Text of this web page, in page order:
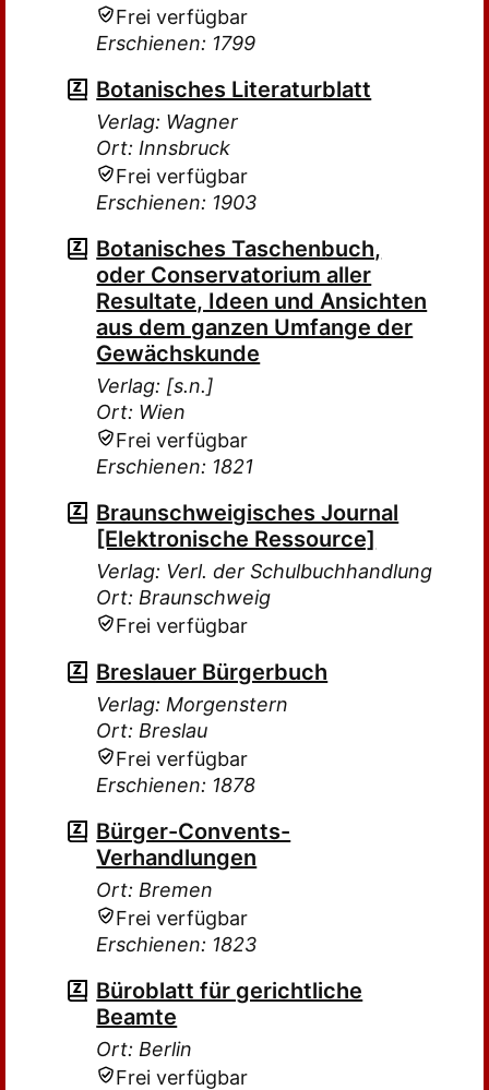
Frei verfügbar
Erschienen: 1799
Botanisches Literaturblatt
Verlag: Wagner
Ort: Innsbruck
Frei verfügbar
Erschienen: 1903
Botanisches Taschenbuch,
oder Conservatorium aller
Resultate, Ideen und Ansichten
aus dem ganzen Umfange der
Gewächskunde
Verlag: [s.n.]
Ort: Wien
Frei verfügbar
Erschienen: 1821
Braunschweigisches Journal
[Elektronische Ressource]
Verlag: Verl. der Schulbuchhandlung
Ort: Braunschweig
Frei verfügbar
Breslauer Bürgerbuch
Verlag: Morgenstern
Ort: Breslau
Frei verfügbar
Erschienen: 1878
Bürger-Convents-
Verhandlungen
Ort: Bremen
Frei verfügbar
Erschienen: 1823
Büroblatt für gerichtliche
Beamte
Ort: Berlin
Frei verfügbar